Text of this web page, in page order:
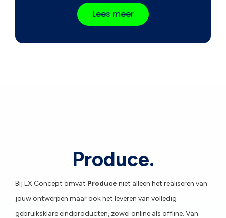
Lees meer
Produce.
Bij LX Concept omvat Produce niet alleen het realiseren van
jouw ontwerpen maar ook het leveren van volledig
gebruiksklare eindproducten, zowel online als offline. Van